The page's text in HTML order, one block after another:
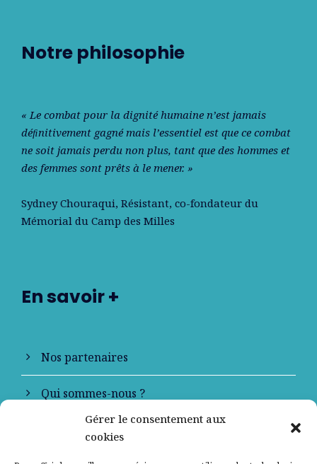
Gérer le consentement aux
cookies
Notre philosophie
« Le combat pour la dignité humaine n’est jamais
déﬁnitivement gagné mais l’essentiel est que ce combat
ne soit jamais perdu non plus, tant que des hommes et
des femmes sont prêts à le mener. »
Sydney Chouraqui, Résistant, co-fondateur du
Mémorial du Camp des Milles
En savoir +
Nos partenaires
Qui sommes-nous ?
Contactez-nous